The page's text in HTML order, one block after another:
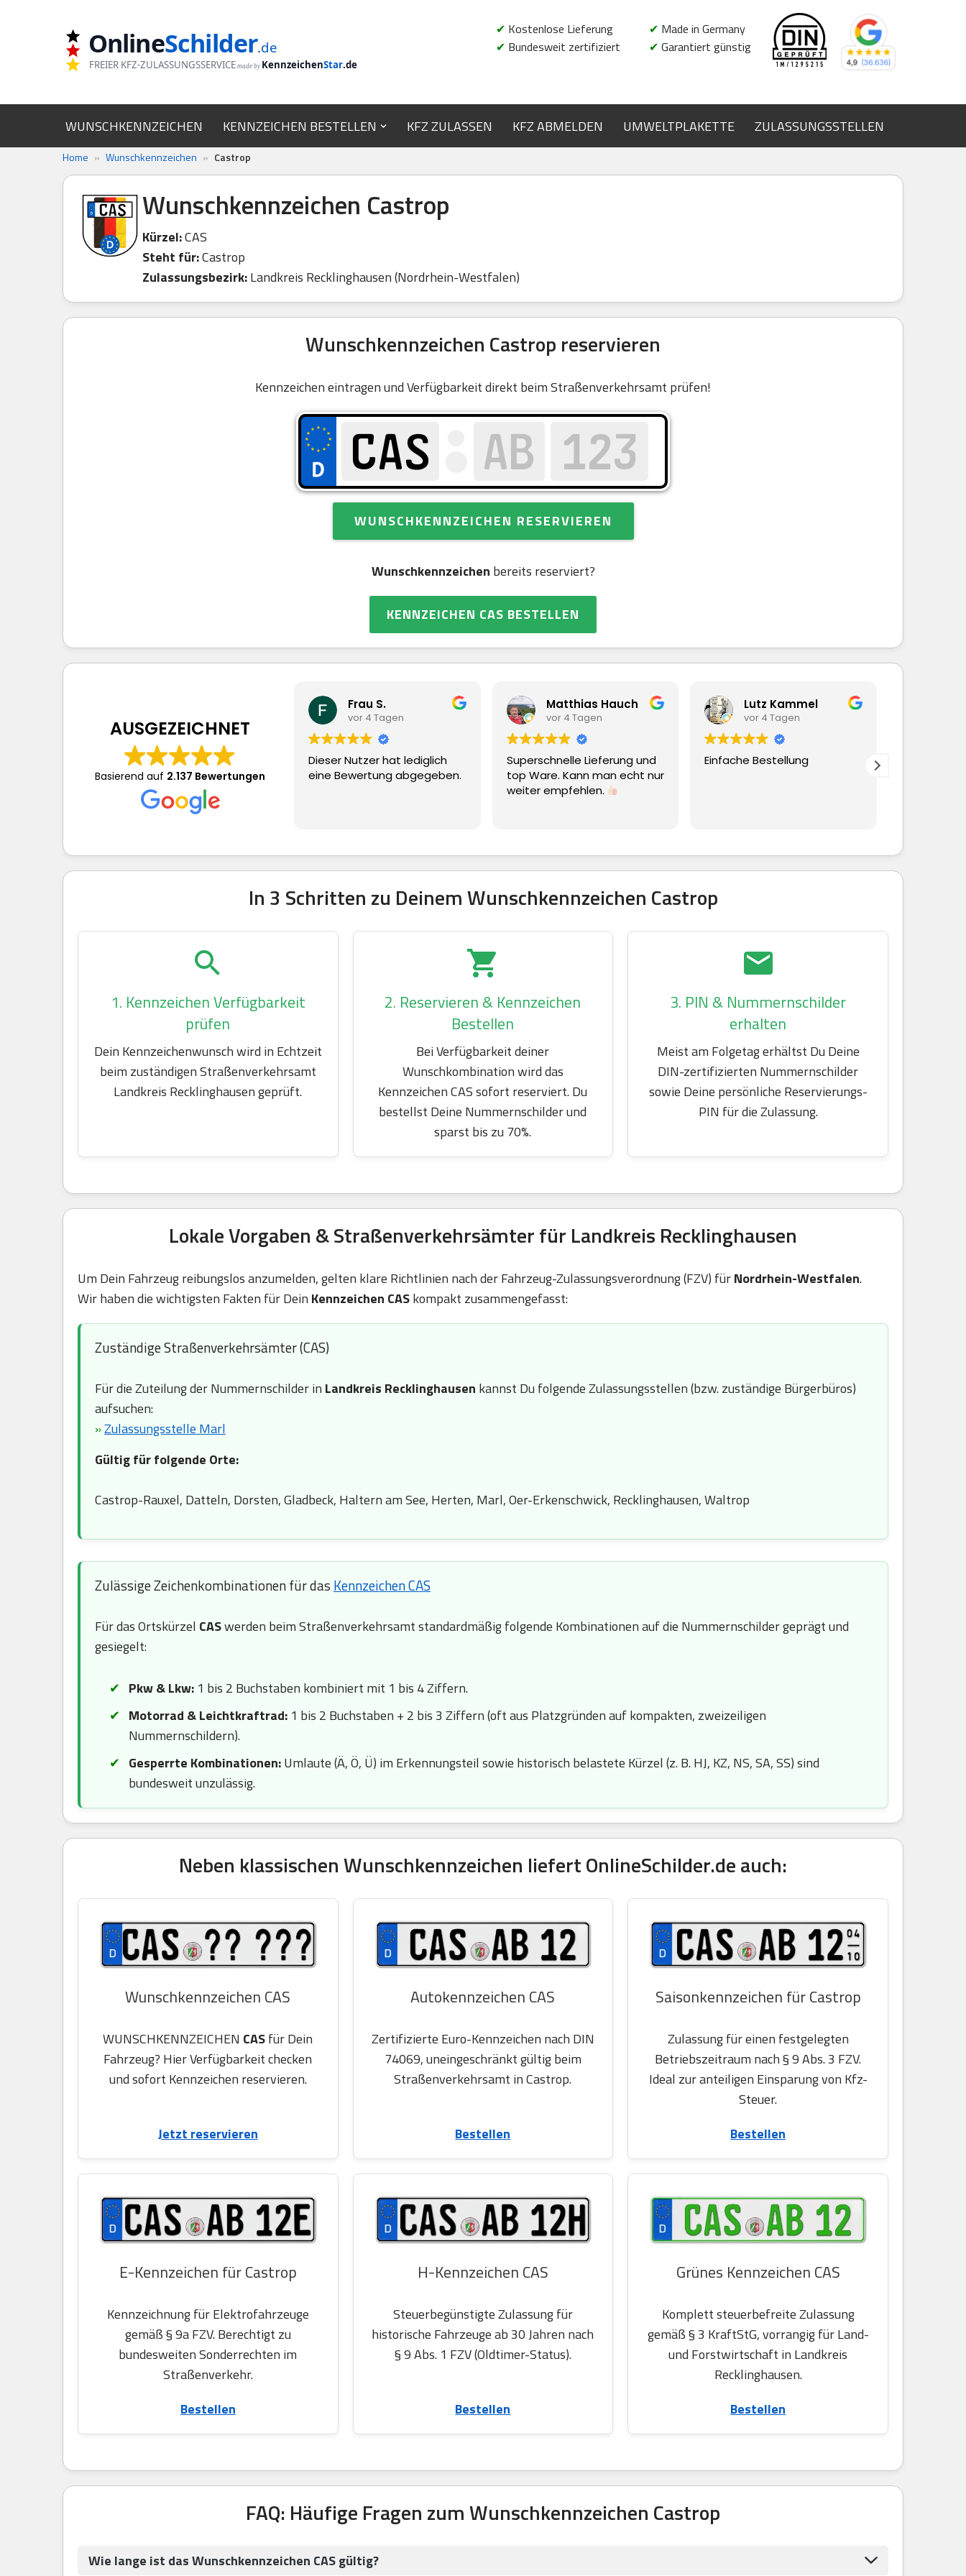
OnlineSchilder.de
FREIER KFZ-ZULASSUNGSSERVICE made by KennzeichenStar.de
✔ Kostenlose Lieferung
✔ Bundesweit zertifiziert
✔ Made in Germany
✔ Garantiert günstig
WUNSCHKENNZEICHEN KENNZEICHEN BESTELLEN KFZ ZULASSEN KFZ ABMELDEN UMWELTPLAKETTE ZULASSUNGSSTELLEN
Home » Wunschkennzeichen » Castrop
Wunschkennzeichen Castrop
Kürzel:CAS
Steht für:Castrop
Zulassungsbezirk:Landkreis Recklinghausen (Nordrhein-Westfalen)
Wunschkennzeichen Castrop reservieren
Kennzeichen eintragen und Verfügbarkeit direkt beim Straßenverkehrsamt prüfen!
WUNSCHKENNZEICHEN RESERVIEREN
Wunschkennzeichen bereits reserviert?
KENNZEICHEN CAS BESTELLEN
AUSGEZEICHNET
Basierend auf 2.137 Bewertungen
Frau S.
vor 4 Tagen
Dieser Nutzer hat lediglich
eine Bewertung abgegeben.
Matthias Hauch
vor 4 Tagen
Superschnelle Lieferung und
top Ware. Kann man echt nur
weiter empfehlen.
Lutz Kammel
vor 4 Tagen
Einfache Bestellung
Ging alles schnell und
reibungslos
In 3 Schritten zu Deinem Wunschkennzeichen Castrop
1. Kennzeichen Verfügbarkeit
prüfen
Dein Kennzeichenwunsch wird in Echtzeit
beim zuständigen Straßenverkehrsamt
Landkreis Recklinghausen geprüft.
2. Reservieren & Kennzeichen
Bestellen
Bei Verfügbarkeit deiner
Wunschkombination wird das
Kennzeichen CAS sofort reserviert. Du
bestellst Deine Nummernschilder und
sparst bis zu 70%.
3. PIN & Nummernschilder
erhalten
Meist am Folgetag erhältst Du Deine
DIN-zertifizierten Nummernschilder
sowie Deine persönliche Reservierungs-
PIN für die Zulassung.
Lokale Vorgaben & Straßenverkehrsämter für Landkreis Recklinghausen
Um Dein Fahrzeug reibungslos anzumelden, gelten klare Richtlinien nach der Fahrzeug-Zulassungsverordnung (FZV) fürNordrhein-Westfalen.
Wir haben die wichtigsten Fakten für Dein Kennzeichen CASkompakt zusammengefasst:
Zuständige Straßenverkehrsämter (CAS)
Für die Zuteilung der Nummernschilder in Landkreis Recklinghausen kannst Du folgende Zulassungsstellen (bzw. zuständige Bürgerbüros)
aufsuchen:
»Zulassungsstelle Marl
Gültig für folgende Orte:
Castrop-Rauxel, Datteln, Dorsten, Gladbeck, Haltern am See, Herten, Marl, Oer-Erkenschwick, Recklinghausen, Waltrop
Zulässige Zeichenkombinationen für das Kennzeichen CAS
Für das Ortskürzel CASwerden beim Straßenverkehrsamt standardmäßig folgende Kombinationen auf die Nummernschilder geprägt und
gesiegelt:
Pkw & Lkw: 1 bis 2 Buchstaben kombiniert mit 1 bis 4 Ziffern.
Motorrad & Leichtkraftrad: 1 bis 2 Buchstaben + 2 bis 3 Ziffern (oft aus Platzgründen auf kompakten, zweizeiligen
Nummernschildern).
Gesperrte Kombinationen:Umlaute (Ä, Ö, Ü) im Erkennungsteil sowie historisch belastete Kürzel (z. B. HJ, KZ, NS, SA, SS) sind
bundesweit unzulässig.
Neben klassischen Wunschkennzeichen liefert OnlineSchilder.de auch:
Wunschkennzeichen CAS
WUNSCHKENNZEICHEN CASfür Dein
Fahrzeug? Hier Verfügbarkeit checken
und sofort Kennzeichen reservieren.
Jetzt reservieren
Autokennzeichen CAS
Zertifizierte Euro-Kennzeichen nach DIN
74069, uneingeschränkt gültig beim
Straßenverkehrsamt in Castrop.
Bestellen
Saisonkennzeichen für Castrop
Zulassung für einen festgelegten
Betriebszeitraum nach § 9 Abs. 3 FZV.
Ideal zur anteiligen Einsparung von Kfz-
Steuer.
Bestellen
E-Kennzeichen für Castrop
Kennzeichnung für Elektrofahrzeuge
gemäß § 9a FZV. Berechtigt zu
bundesweiten Sonderrechten im
Straßenverkehr.
Bestellen
H-Kennzeichen CAS
Steuerbegünstigte Zulassung für
historische Fahrzeuge ab 30 Jahren nach
§ 9 Abs. 1 FZV (Oldtimer-Status).
Bestellen
Grünes Kennzeichen CAS
Komplett steuerbefreite Zulassung
gemäß § 3 KraftStG, vorrangig für Land-
und Forstwirtschaft in Landkreis
Recklinghausen.
Bestellen
FAQ: Häufige Fragen zum Wunschkennzeichen Castrop
Wie lange ist das Wunschkennzeichen CAS gültig?